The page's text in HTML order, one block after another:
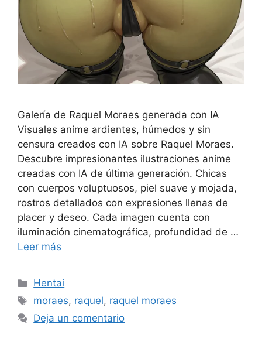
Galería de Raquel Moraes generada con IA
Visuales anime ardientes, húmedos y sin
censura creados con IA sobre Raquel Moraes.
Descubre impresionantes ilustraciones anime
creadas con IA de última generación. Chicas
con cuerpos voluptuosos, piel suave y mojada,
rostros detallados con expresiones llenas de
placer y deseo. Cada imagen cuenta con
iluminación cinematográfica, profundidad de …
Leer más
Categorías
Hentai
Etiquetas
moraes, raquel, raquel moraes
Deja un comentario